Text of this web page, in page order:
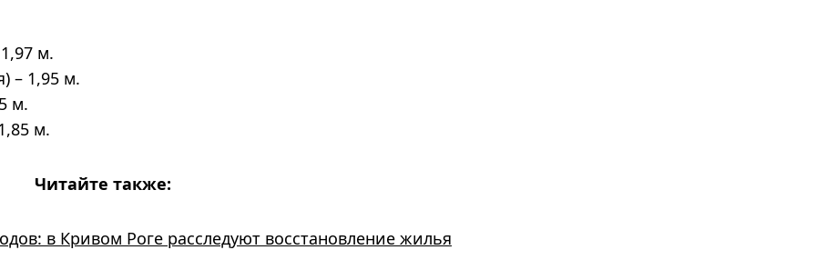
м.
– 1,95 м.
м.
м.
Читайте также:
в Кривом Роге расследуют восстановление жилья